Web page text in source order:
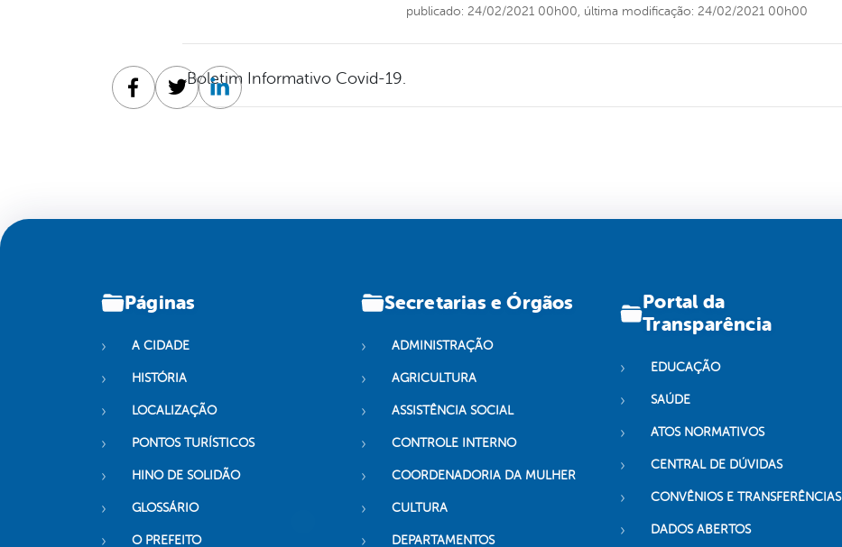
publicado: 24/02/2021 00h00, última modificação: 24/02/2021 00h00
Boletim Informativo Covid-19.
Facebook
TwitterLinkedin
Páginas
A CIDADE
HISTÓRIA
LOCALIZAÇÃO
PONTOS TURÍSTICOS
HINO DE SOLIDÃO
GLOSSÁRIO
O PREFEITO
Secretarias e Órgãos
ADMINISTRAÇÃO
AGRICULTURA
ASSISTÊNCIA SOCIAL
CONTROLE INTERNO
COORDENADORIA DA MULHER
CULTURA
DEPARTAMENTOS
Portal da
Transparência
EDUCAÇÃO
SAÚDE
ATOS NORMATIVOS
CENTRAL DE DÚVIDAS
CONVÊNIOS E TRANSFERÊNCIAS
DADOS ABERTOS